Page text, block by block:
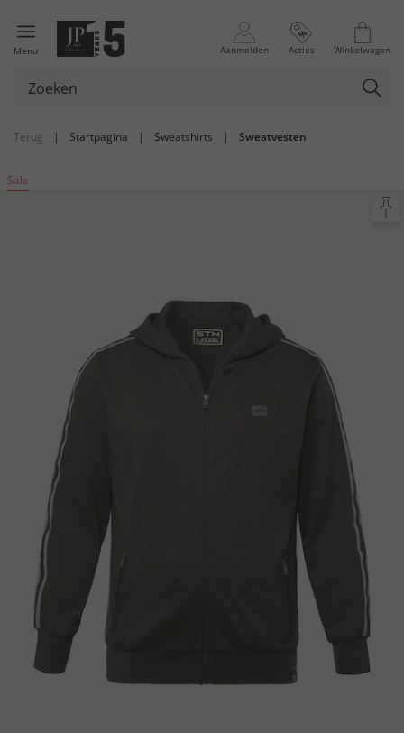
Menu Aanmelden Acties Winkelwagen
Terug | Startpagina | Sweatshirts | Sweatvesten
Sale